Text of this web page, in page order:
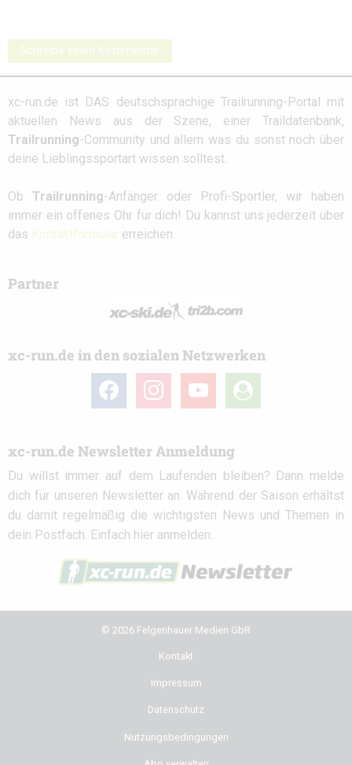
Schreibe einen Kommentar
xc-run.de ist DAS deutschsprachige Trailrunning-Portal mit
aktuellen News aus der Szene, einer Traildatenbank,
Trailrunning-Community und allem was du sonst noch über
deine Lieblingssportart wissen solltest.
Ob Trailrunning-Anfänger oder Profi-Sportler, wir haben
immer ein offenes Ohr für dich! Du kannst uns jederzeit über
das Kontaktformular erreichen.
Partner
xc-run.de in den sozialen Netzwerken
facebook instagramyoutube
user-
circle
xc-run.de Newsletter Anmeldung
Du willst immer auf dem Laufenden bleiben? Dann melde
dich für unseren Newsletter an. Während der Saison erhältst
du damit regelmäßig die wichtigsten News und Themen in
dein Postfach. Einfach hier anmelden:
© 2026 Felgenhauer Medien GbR
Kontakt
Impressum
Datenschutz
Nutzungsbedingungen